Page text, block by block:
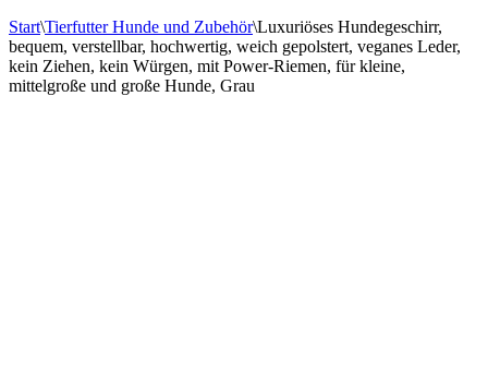
Start\Tierfutter Hunde und Zubehör\Luxuriöses Hundegeschirr,
bequem, verstellbar, hochwertig, weich gepolstert, veganes Leder,
kein Ziehen, kein Würgen, mit Power-Riemen, für kleine,
mittelgroße und große Hunde, Grau